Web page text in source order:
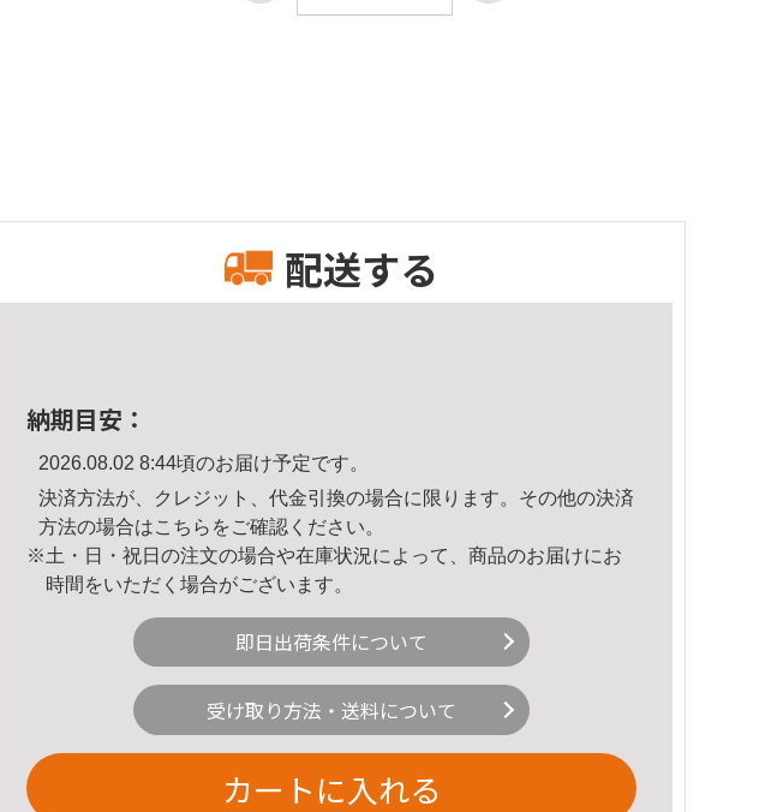
配送する
納期目安：
2026.08.02 8:44頃のお届け予定です。
決済方法が、クレジット、代金引換の場合に限ります。その他の決済
方法の場合はこちら をご確認ください。
※土・日・祝日の注文の場合や在庫状況によって、商品のお届けにお
時間をいただく場合がございます。
即日出荷条件について
受け取り方法・送料について
カートに入れる